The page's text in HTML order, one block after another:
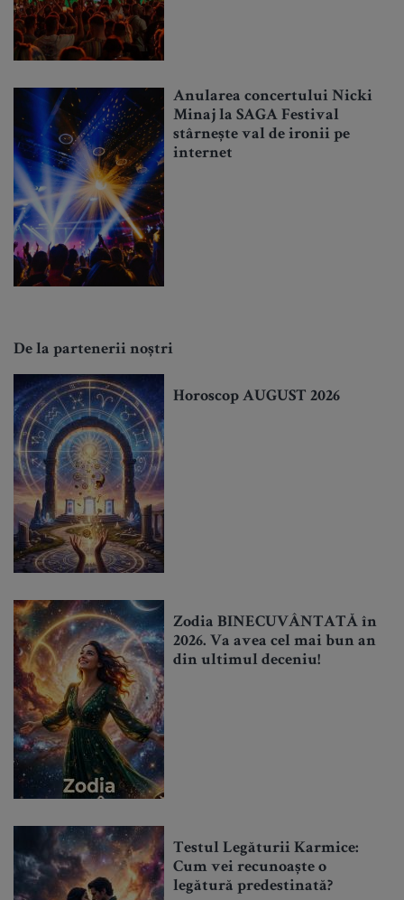
Anularea concertului Nicki
Minaj la SAGA Festival
stârnește val de ironii pe
internet
De la partenerii noștri
Horoscop AUGUST 2026
Zodia BINECUVÂNTATĂ în
2026. Va avea cel mai bun an
din ultimul deceniu!
Testul Legăturii Karmice:
Cum vei recunoaște o
legătură predestinată?